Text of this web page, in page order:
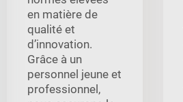
en matière de
qualité et
d’innovation.
Grâce à un
personnel jeune et
professionnel,